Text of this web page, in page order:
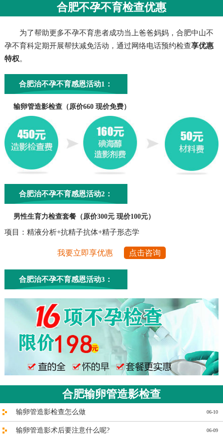
合肥不孕不育检查优惠
为了帮助更多不孕不育患者成功当上爸爸妈妈，合肥中山不
孕不育科定期开展帮扶减免活动，通过网络电话预约检查享优惠
特权。
合肥治不孕不育感恩活动1：
输卵管造影检查（原价660 现价免费）
合肥治不孕不育感恩活动2：
男性生育力检查套餐（原价300元 现价100元）
项目：精液分析+抗精子抗体+精子形态学
我要立即享优惠 点击咨询
合肥治不孕不育感恩活动3：
合肥输卵管造影检查
06-10
输卵管造影检查怎么做
06-09
输卵管造影术后要注意什么呢?